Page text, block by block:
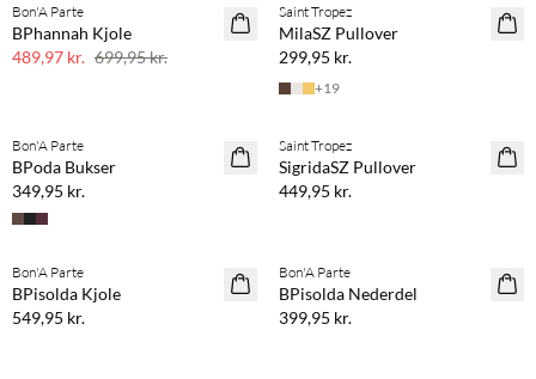
SAVE20
Bon'A Parte
BPhannah Kjole
489,97 kr. 699,95 kr.
NYHED
Saint Tropez
MilaSZ Pullover
299,95 kr.
+19
NYHED
Bon'A Parte
BPoda Bukser
349,95 kr.
NYHED
Saint Tropez
SigridaSZ Pullover
449,95 kr.
NYHED
Køb min. 2 & spar 20%
Bon'A Parte
BPisolda Kjole
549,95 kr.
NYHED
Bon'A Parte
BPisolda Nederdel
399,95 kr.